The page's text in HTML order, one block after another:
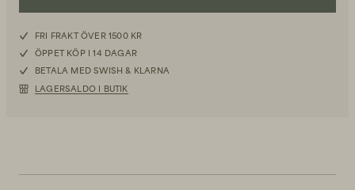
FRI FRAKT ÖVER 1500 KR
ÖPPET KÖP I 14 DAGAR
BETALA MED SWISH & KLARNA
LAGERSALDO I BUTIK